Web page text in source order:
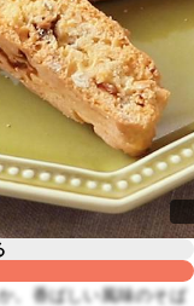
。香ばしい風味のそば